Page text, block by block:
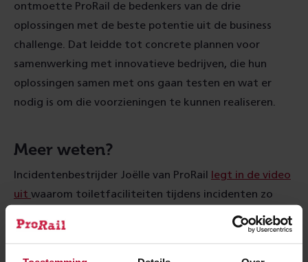
ontmoette ProRail de bedenkers van de drie
oplossingen met de beste potentie uit de business
challenge. Dat leidde tot concrete plannen voor
samenwerking met innovatieve bedrijven, die hun
oplossingen samen met ons gaan testen en wat er
nodig is om die voorzieningen te kunnen realiseren.
Meer weten?
Incidentenbestrijder Joëlle van ProRail
legt in de video
uit waarom toiletfaciliteiten tijdens incidenten zo
Meer over: